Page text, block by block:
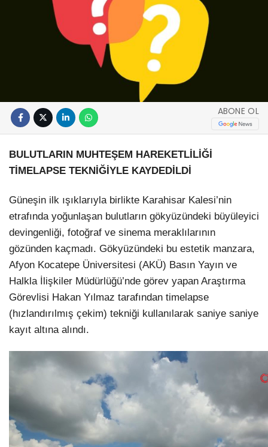
ABONE OL
BULUTLARIN MUHTEŞEM HAREKETLİLİĞİ
TİMELAPSE TEKNİĞİYLE KAYDEDİLDİ
Güneşin ilk ışıklarıyla birlikte Karahisar Kalesi’nin
etrafında yoğunlaşan bulutların gökyüzündeki büyüleyici
devingenliği, fotoğraf ve sinema meraklılarının
gözünden kaçmadı. Gökyüzündeki bu estetik manzara,
Afyon Kocatepe Üniversitesi (AKÜ) Basın Yayın ve
Halkla İlişkiler Müdürlüğü’nde görev yapan Araştırma
Görevlisi Hakan Yılmaz tarafından timelapse
(hızlandırılmış çekim) tekniği kullanılarak saniye saniye
kayıt altına alındı.